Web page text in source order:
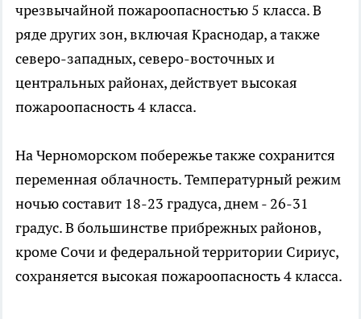
чрезвычайной пожароопасностью 5 класса. В
ряде других зон, включая Краснодар, а также
северо-западных, северо-восточных и
центральных районах, действует высокая
пожароопасность 4 класса.
На Черноморском побережье также сохранится
переменная облачность. Температурный режим
ночью составит 18-23 градуса, днем - 26-31
градус. В большинстве прибрежных районов,
кроме Сочи и федеральной территории Сириус,
сохраняется высокая пожароопасность 4 класса.